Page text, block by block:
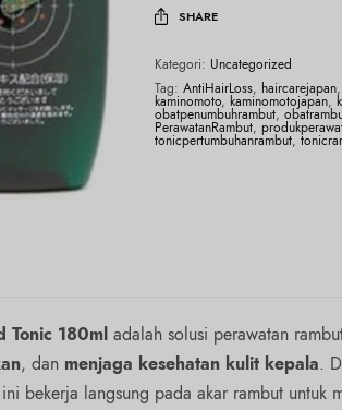
SHARE
Kategori: Uncategorized
Tag: AntiHairLoss, haircarejapan,
kaminomoto, kaminomotojapan,
obatpenumbuhrambut,
PerawatanRambut,
tonicpertumbuhanrambut,
Tonic 180ml adalah solusi perawatan
, dan menjaga kesehatan kulit kepala.
bekerja langsung pada akar rambut untuk